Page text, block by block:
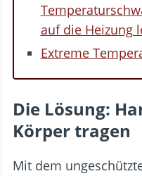
auf die Heizung
Extreme
Die Lösung:
Körper tragen
Mit dem